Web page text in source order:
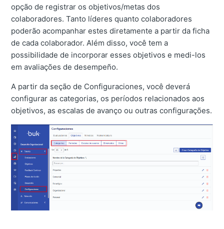
opção de registrar os objetivos/metas dos
colaboradores. Tanto líderes quanto colaboradores
poderão acompanhar estes diretamente a partir da ficha
de cada colaborador. Além disso, você tem a
possibilidade de incorporar esses objetivos e medi-los
em avaliações de desempeño.
A partir da seção de Configuraciones, você deverá
configurar as categorias, os períodos relacionados aos
objetivos, as escalas de avanço ou outras configurações.